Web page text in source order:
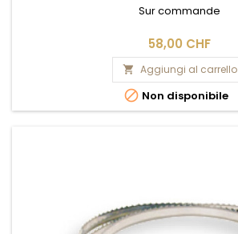
Sur commande
58,00 CHF
 Aggiungi al carrello
 Non disponibile